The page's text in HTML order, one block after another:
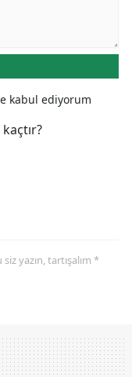
kabul ediyorum
yazın, tartışalım *